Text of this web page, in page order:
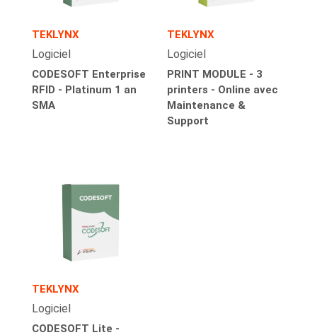
TEKLYNX
Logiciel
CODESOFT Enterprise
RFID - Platinum 1 an
SMA
TEKLYNX
Logiciel
PRINT MODULE - 3
printers - Online avec
Maintenance &
Support
TEKLYNX
Logiciel
CODESOFT Lite -